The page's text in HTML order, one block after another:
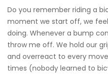
Do you remember riding a
moment we start off, we
doing. Whenever a bump
throw me off. We hold our
and overreact to every
times (nobody learned to